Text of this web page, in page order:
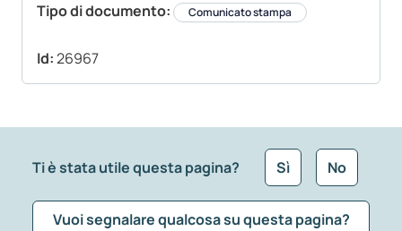
Tipo di documento: Comunicato stampa
Id:26967
Ti è stata utile questa pagina? Sì No
Vuoi segnalare qualcosa su questa pagina?